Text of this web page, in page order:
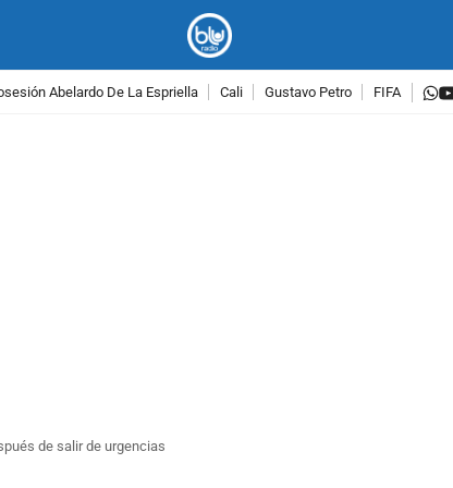
Abelardo De La Espriella Cali Gustavo Petro FIFA
de salir de urgencias